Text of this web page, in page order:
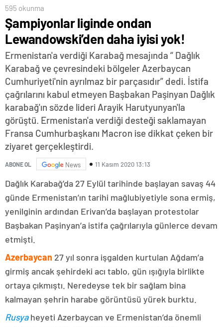
595 okunma
Şampiyonlar liginde ondan
Lewandowski’den daha iyisi yok!
Ermenistan'a verdiği Karabağ mesajında “ Dağlık
Karabağ ve çevresindeki bölgeler Azerbaycan
Cumhuriyeti'nin ayrılmaz bir parçasıdır” dedi. İstifa
çağrılarını kabul etmeyen Başbakan Paşinyan Dağlık
karabağ'ın sözde lideri Arayik Harutyunyan'la
görüştü. Ermenistan'a verdiği desteği saklamayan
Fransa Cumhurbaşkanı Macron ise dikkat çeken bir
ziyaret gerçekleştirdi.
ABONE OL News 11 Kasım 2020 13:13
Dağlık Karabağ’da 27 Eylül tarihinde başlayan savaş 44
günde Ermenistan’ın tarihi mağlubiyetiyle sona ermiş,
yenilginin ardından Erivan’da başlayan protestolar
Başbakan Paşinyan’a istifa çağrılarıyla günlerce devam
etmişti.
Azerbaycan 27 yıl sonra işgalden kurtulan Ağdam’a
girmiş ancak şehirdeki acı tablo, gün ışığıyla birlikte
ortaya çıkmıştı. Neredeyse tek bir sağlam bina
kalmayan şehrin harabe görüntüsü yürek burktu.
Rusyaheyeti Azerbaycan ve Ermenistan’da önemli